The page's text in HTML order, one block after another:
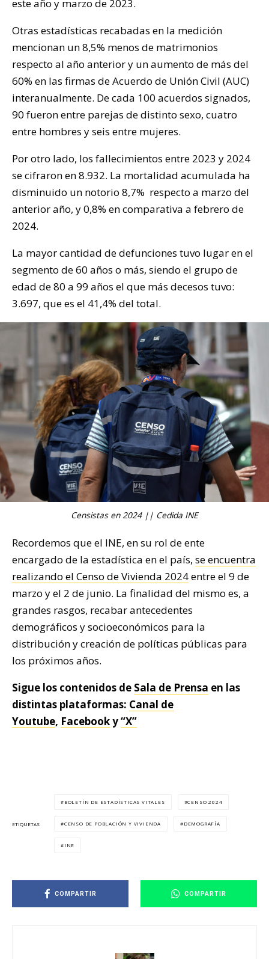
este año y marzo de 2023.
Otras estadísticas recabadas en la medición
mencionan un 8,5% menos de matrimonios
respecto al año anterior y un aumento de más del
60% en las firmas de Acuerdo de Unión Civil (AUC)
interanualmente. De cada 100 acuerdos signados,
90 fueron entre parejas de distinto sexo, cuatro
entre hombres y seis entre mujeres.
Por otro lado, los fallecimientos entre 2023 y 2024
se cifraron en 8.932. La mortalidad acumulada ha
disminuido un notorio 8,7% respecto a marzo del
anterior año, y 0,8% en comparativa a febrero de
2024.
La mayor cantidad de defunciones tuvo lugar en el
segmento de 60 años o más, siendo el grupo de
edad de 80 a 99 años el que más decesos tuvo:
3.697, que es el 41,4% del total.
Censistas en 2024 || Cedida INE
Recordemos que el INE, en su rol de ente
encargado de la estadística en el país, se encuentra
realizando el Censo de Vivienda 2024entre el 9 de
marzo y el 2 de junio. La finalidad del mismo es, a
grandes rasgos, recabar antecedentes
demográficos y socioeconómicos para la
distribución y creación de políticas públicas para
los próximos años.
Sigue los contenidos de Sala de Prensa en las
distintas plataformas: Canal de
Youtube, Facebooky“X”
ETIQUETAS
BOLETÍN DE ESTADÍSTICAS VITALES CENSO 2024
CENSO DE POBLACIÓN Y VIVIENDA DEMOGRAFÍA
INE
COMPARTIR COMPARTIR